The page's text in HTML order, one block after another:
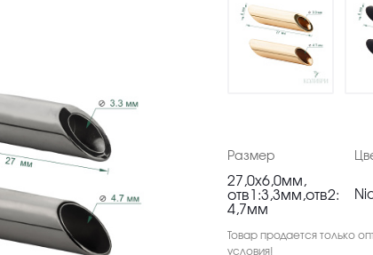
Размер
27,0х6,0мм,
отв1:3,3мм,отв2:
4,7мм
Товар продается только
условия!